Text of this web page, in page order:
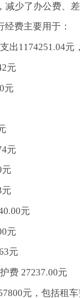
减少了办公费、
费主要用于：
出1174251.04元
元
元
元
元
元
元
元
元
费 27237.00元
元，包括租